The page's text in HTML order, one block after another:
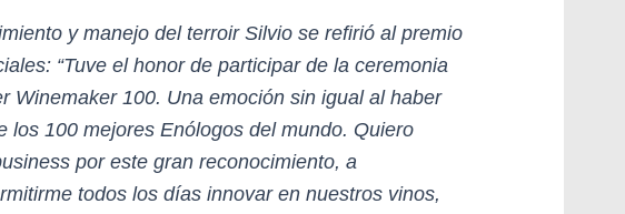
y manejo del terroir Silvio se refirió al premio
“Tuve el honor de participar de la ceremonia
Winemaker 100. Una emoción sin igual al haber
los 100 mejores Enólogos del mundo. Quiero
por este gran reconocimiento, a
todos los días innovar en nuestros vinos,